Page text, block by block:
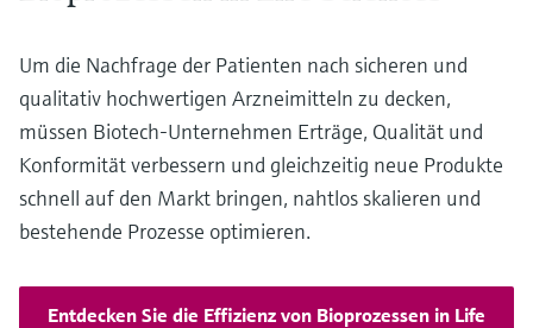
Um die Nachfrage der Patienten nach sicheren und
qualitativ hochwertigen Arzneimitteln zu decken,
müssen Biotech-Unternehmen Erträge, Qualität und
Konformität verbessern und gleichzeitig neue Produkte
schnell auf den Markt bringen, nahtlos skalieren und
bestehende Prozesse optimieren.
Entdecken Sie die Effizienz von Bioprozessen in Life